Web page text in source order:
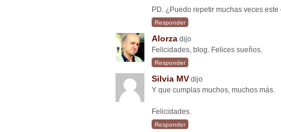
PD. ¿Puedo repetir muchas veces
Responder
Alorza dijo
Felicidades, blog. Felices sueños.
Responder
Silvia MV dijo
Y que cumplas muchos, muchos más.
Felicidades.
Responder